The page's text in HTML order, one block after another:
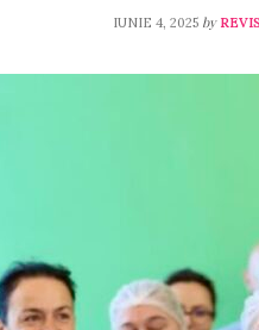
IUNIE 4, 2025 by